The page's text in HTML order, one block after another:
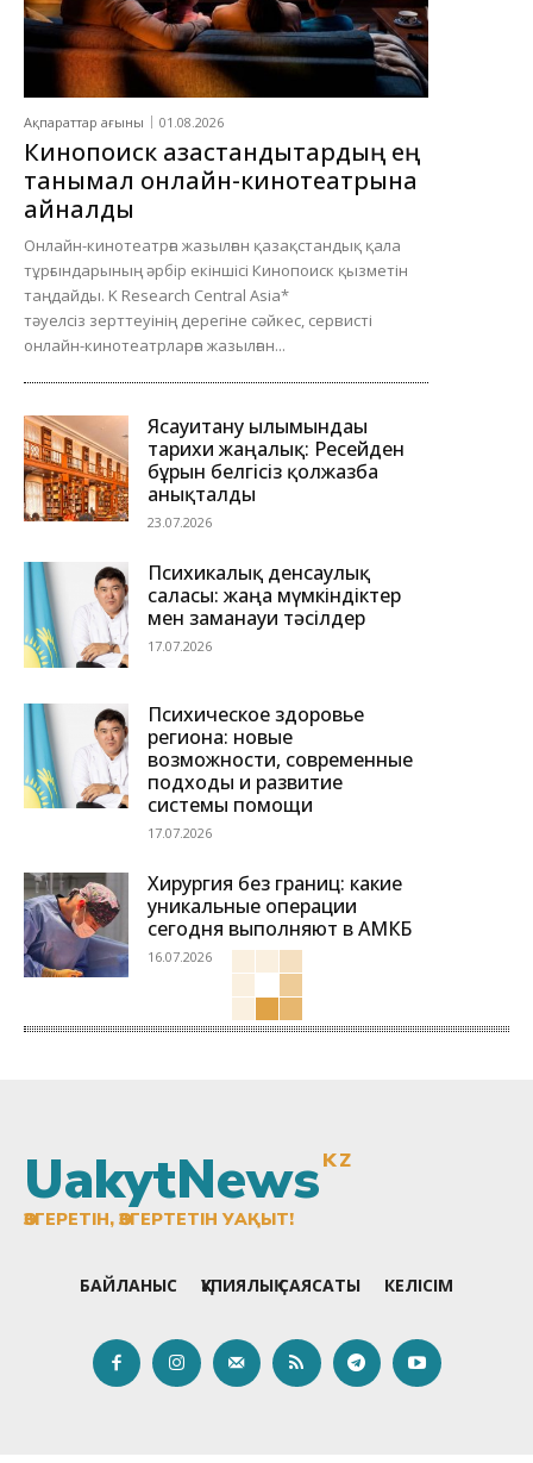
Ақпараттар ағыны 01.08.2026
Кинопоиск қазақстандықтардың ең
танымал онлайн-кинотеатрына
айналды
Онлайн-кинотеатрға жазылған қазақстандық қала
тұрғындарының әрбір екіншісі Кинопоиск қызметін
таңдайды. K Research Central Asia*
тәуелсіз зерттеуінің дерегіне сәйкес, сервисті
онлайн-кинотеатрларға жазылған...
Ясауитану ғылымындағы
тарихи жаңалық: Ресейден
бұрын белгісіз қолжазба
анықталды
23.07.2026
Психикалық денсаулық
саласы: жаңа мүмкіндіктер
мен заманауи тәсілдер
17.07.2026
Психическое здоровье
региона: новые
возможности, современные
подходы и развитие
системы помощи
17.07.2026
Хирургия без границ: какие
уникальные операции
сегодня выполняют в АМКБ
16.07.2026
UakytNewsKZ
ӨЗГЕРЕТІН, ӨЗГЕРТЕТІН УАҚЫТ!
БАЙЛАНЫС ҚҰПИЯЛЫҚ САЯСАТЫ КЕЛІСІМ